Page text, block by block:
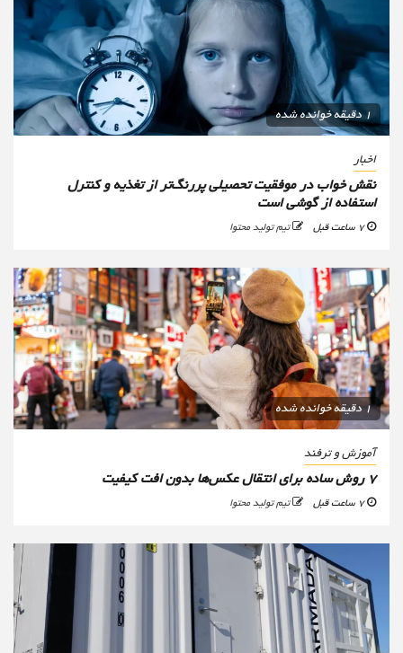
1 دقیقه خوانده شده
اخبار
نقش خواب در موفقیت تحصیلی پررنگ‌تر از تغذیه و کنترل
استفاده از گوشی است
تیم تولید محتوا
1 دقیقه خوانده شده
آموزش و ترفند
تیم تولید محتوا